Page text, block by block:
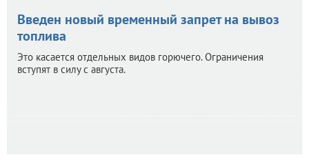
Введен новый временный запрет на вывоз
топлива
Это касается отдельных видов горючего. Ограничения
вступят в силу с августа.